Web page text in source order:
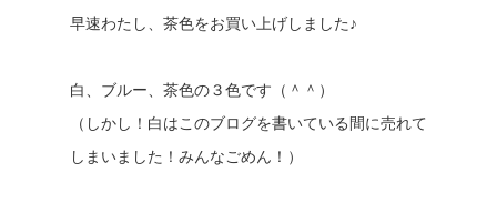
早速わたし、茶色をお買い上げしました♪
白、ブルー、茶色の３色です（＾＾）
（しかし！白はこのブログを書いている間に売れて
しまいました！みんなごめん！）